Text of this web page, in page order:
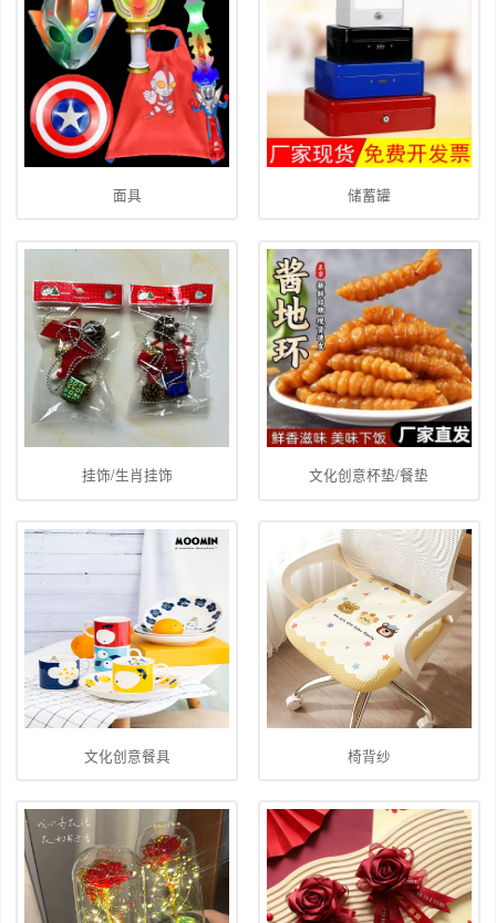
面具 储蓄罐
挂饰/生肖挂饰 文化创意杯垫/餐垫
文化创意餐具 椅背纱